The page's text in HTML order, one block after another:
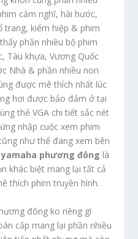
cảm nghĩ, hài hước,
trang, kiếm hiệp & phim
phần nhiều bộ phim
Tàu khựa, Vương Quốc
Nhà & phần nhiều non
được mê thích nhất lúc
hơi được bảo đảm ở tại
thẻ VGA chi tiết sắc nét
nhập cuộc xem phim
như thể đang xem bên
phương đông là
khác biệt mang lại tất cả
thích phim truyền hình.
đông ko riêng gì
cấp mang lại phần nhiều